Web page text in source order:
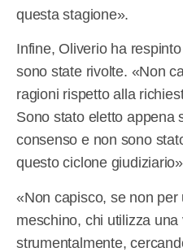
questa stagione».
Infine, Oliverio ha
sono state rivolte. «Non
ragioni rispetto alla
Sono stato eletto appena
consenso e non sono
questo ciclone
«Non capisco, se non
meschino, chi utilizza una
strumentalmente,